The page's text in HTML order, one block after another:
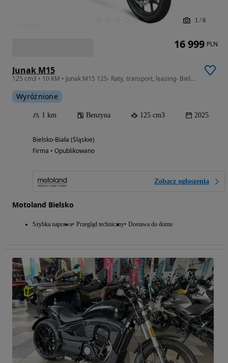
1 / 6
Junak M15
125 cm3 • 10 KM • Junak M15 125- Raty, transport, leasing- Bielsko-Biała
Wyróżnione
1 km Benzyna 125 cm3 2025
Bielsko-Biała (Śląskie)
Firma • Opublikowano
Zobacz ogłoszenia
Motoland Bielsko
Szybka naprawa Przegląd techniczny Dostawa do domu
16 999 PLN